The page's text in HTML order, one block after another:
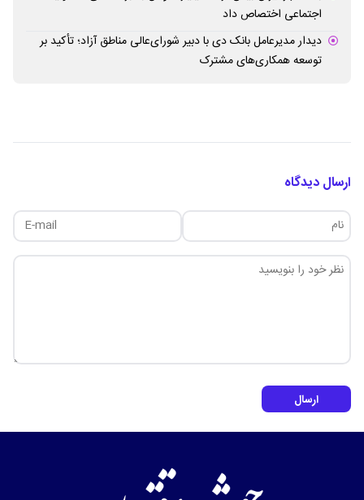
اجتماعی اختصاص داد
دیدار مدیرعامل بانک دی با دبیر شورای‌عالی مناطق آزاد؛ تأکید بر
توسعه همکاری‌های مشترک
ارسال دیدگاه
ارسال